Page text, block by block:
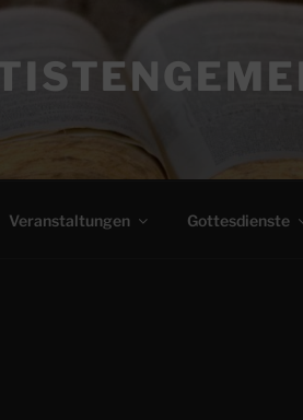
Veranstaltungen Gottesdienste